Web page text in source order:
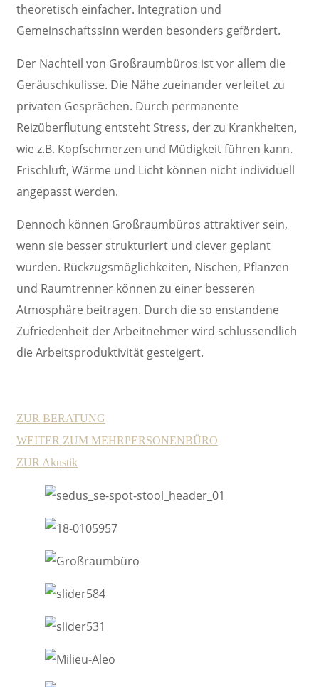
theoretisch einfacher. Integration und
Gemeinschaftssinn werden besonders gefördert.
Der Nachteil von Großraumbüros ist vor allem die
Geräuschkulisse. Die Nähe zueinander verleitet zu
privaten Gesprächen. Durch permanente
Reizüberflutung entsteht Stress, der zu Krankheiten,
wie z.B. Kopfschmerzen und Müdigkeit führen kann.
Frischluft, Wärme und Licht können nicht individuell
angepasst werden.
Dennoch können Großraumbüros attraktiver sein,
wenn sie besser strukturiert und clever geplant
wurden. Rückzugsmöglichkeiten, Nischen, Pflanzen
und Raumtrenner können zu einer besseren
Atmosphäre beitragen. Durch die so enstandene
Zufriedenheit der Arbeitnehmer wird schlussendlich
die Arbeitsproduktivität gesteigert.
ZUR BERATUNG
WEITER ZUM MEHRPERSONENBÜRO
ZUR Akustik